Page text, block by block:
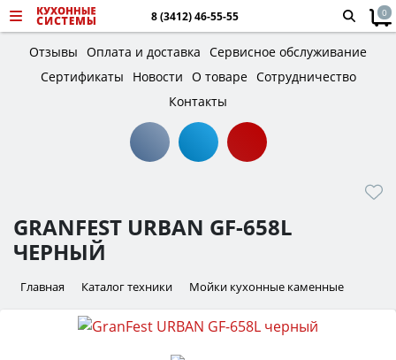
8 (3412) 46-55-55 0
Отзывы Оплата и доставка Сервисное обслуживание
Сертификаты
Новости О товаре Сотрудничество
Контакты
GRANFEST URBAN GF-658L
ЧЕРНЫЙ
Главная Каталог техники Мойки кухонные каменные